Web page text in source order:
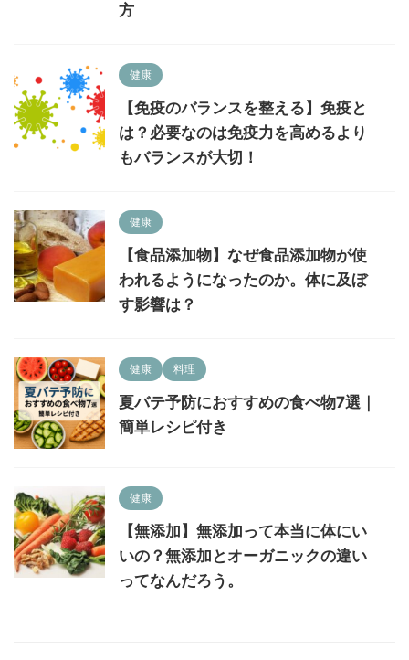
方
健康
【免疫のバランスを整える】免疫と
は？必要なのは免疫力を高めるより
もバランスが大切！
健康
【食品添加物】なぜ食品添加物が使
われるようになったのか。体に及ぼ
す影響は？
健康 料理
夏バテ予防におすすめの食べ物7選｜
簡単レシピ付き
健康
【無添加】無添加って本当に体にい
いの？無添加とオーガニックの違い
ってなんだろう。